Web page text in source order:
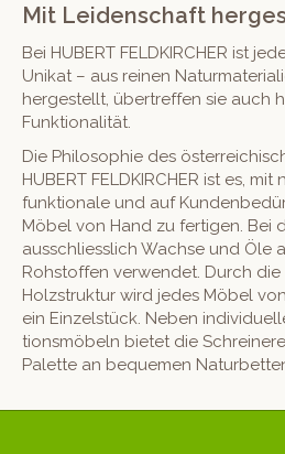
Mit Leidenschaft
Bei HUBERT FELDKIRCHER ist
Unikat – aus reinen
hergestellt, übertr­e­f­fen sie auch
Funktionalität.
Die Philoso­phie des
HUBERT FELDKIRCHER ist es,
funk­tionale und auf
Möbel von Hand zu fer­ti­gen. Bei
auss­chliesslich Wachse und Öle
Rohstof­fen ver­wen­det. Durch
Holzstruk­tur wird jedes Möbel von
ein Einzel­stück. Neben
tions­mö­beln bietet die
Palette an beque­men